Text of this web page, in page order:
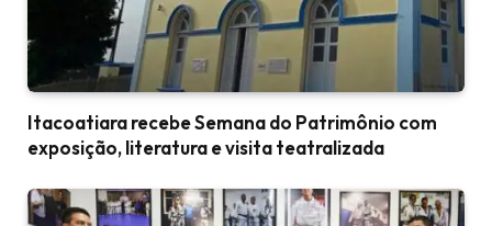
Itacoatiara recebe Semana do Patrimônio com
exposição, literatura e visita teatralizada